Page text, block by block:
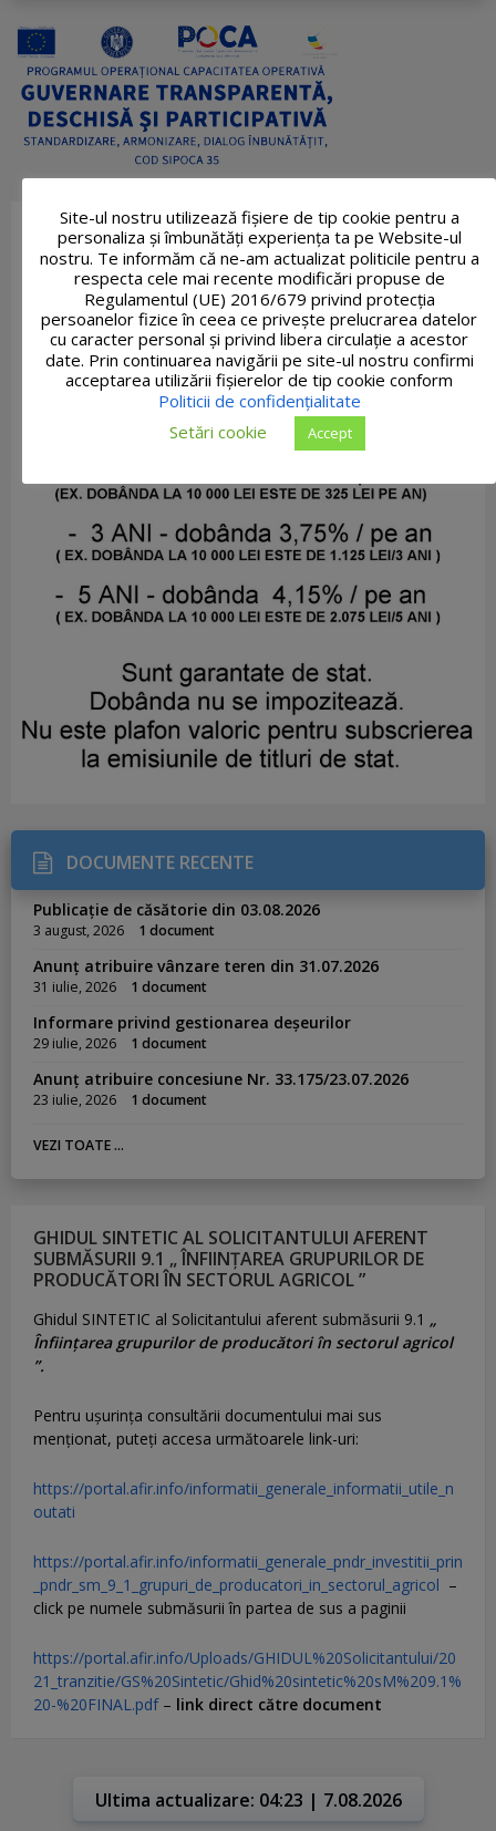
DOCUMENTE RECENTE
Publicație de căsătorie din 03.08.2026
3 august, 2026 1 document
Anunț atribuire vânzare teren din 31.07.2026
31 iulie, 2026 1 document
Informare privind gestionarea deșeurilor
29 iulie, 2026 1 document
Anunț atribuire concesiune Nr. 33.175/23.07.2026
23 iulie, 2026 1 document
VEZI TOATE ...
GHIDUL SINTETIC AL SOLICITANTULUI AFERENT
SUBMĂSURII 9.1 „ ÎNFIINȚAREA GRUPURILOR DE
PRODUCĂTORI ÎN SECTORUL AGRICOL ”
Ghidul SINTETIC al Solicitantului aferent submăsurii 9.1 „
Înființarea grupurilor de producători în sectorul agricol
”.
Pentru uşurinţa consultării documentului mai sus
menţionat, puteţi accesa următoarele link-uri:
https://portal.afir.info/informatii_generale_informatii_utile_n
outati
https://portal.afir.info/informatii_generale_pndr_investitii_prin
_pndr_sm_9_1_grupuri_de_producatori_in_sectorul_agricol –
click pe numele submăsurii în partea de sus a paginii
https://portal.afir.info/Uploads/GHIDUL%20Solicitantului/20
21_tranzitie/GS%20Sintetic/Ghid%20sintetic%20sM%209.1%
20-%20FINAL.pdf– link direct către document
Ultima actualizare: 04:23 | 7.08.2026
Site-ul nostru utilizează fişiere de tip cookie pentru a
personaliza și îmbunătăți experiența ta pe Website-ul
nostru. Te informăm că ne-am actualizat politicile pentru a
respecta cele mai recente modificări propuse de
Regulamentul (UE) 2016/679 privind protecția
persoanelor fizice în ceea ce privește prelucrarea datelor
cu caracter personal și privind libera circulație a acestor
date. Prin continuarea navigării pe site-ul nostru confirmi
acceptarea utilizării fişierelor de tip cookie conform
Politicii de confidențialitate
Setări cookie
Accept